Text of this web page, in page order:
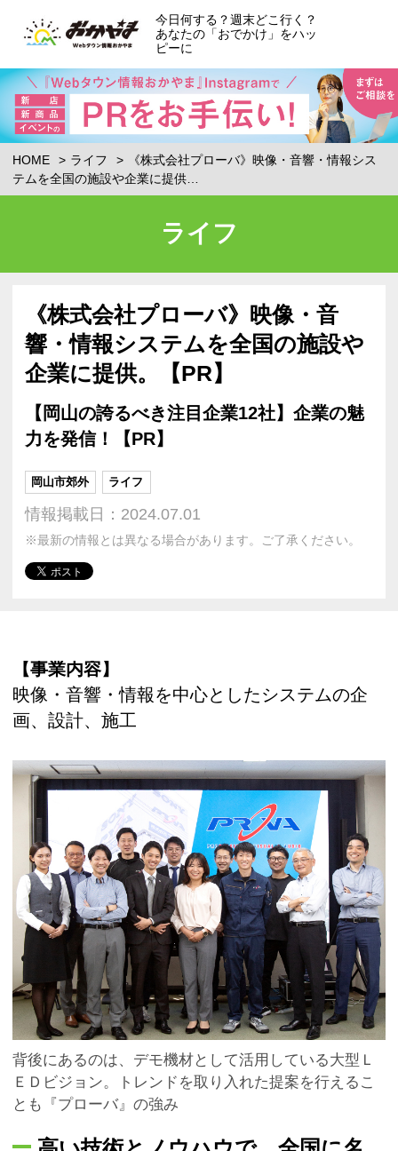
今日何する？週末どこ行く？
あなたの「おでかけ」をハッ
ピーに
HOME ライフ
《株式会社プローバ》映像・音響・情報シス
テムを全国の施設や企業に提供…
ライフ
《株式会社プローバ》映像・音
響・情報システムを全国の施設や
企業に提供。【PR】
【岡山の誇るべき注目企業12社】企業の魅
力を発信！【PR】
岡山市郊外 ライフ
情報掲載日：2024.07.01
※最新の情報とは異なる場合があります。ご了承ください。
【事業内容】
映像・音響・情報を中心としたシステムの企
画、設計、施工
背後にあるのは、デモ機材として活用している大型Ｌ
ＥＤビジョン。トレンドを取り入れた提案を行えるこ
とも『プローバ』の強み